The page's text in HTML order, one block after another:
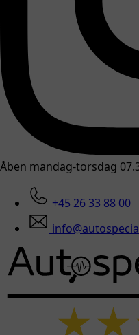
Åben mandag-torsdag
+45 26 33 88 00